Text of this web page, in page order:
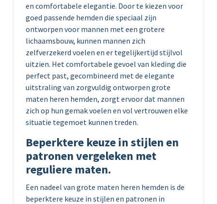
en comfortabele elegantie. Door te kiezen voor
goed passende hemden die speciaal zijn
ontworpen voor mannen met een grotere
lichaamsbouw, kunnen mannen zich
zelfverzekerd voelen en er tegelijkertijd stijlvol
uitzien. Het comfortabele gevoel van kleding die
perfect past, gecombineerd met de elegante
uitstraling van zorgvuldig ontworpen grote
maten heren hemden, zorgt ervoor dat mannen
zich op hun gemak voelen en vol vertrouwen elke
situatie tegemoet kunnen treden.
Beperktere keuze in stijlen en
patronen vergeleken met
reguliere maten.
Een nadeel van grote maten heren hemden is de
beperktere keuze in stijlen en patronen in